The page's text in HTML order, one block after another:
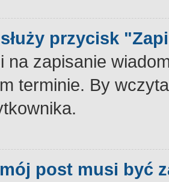
przycisk
na zapisanie
terminie. By
post musi być